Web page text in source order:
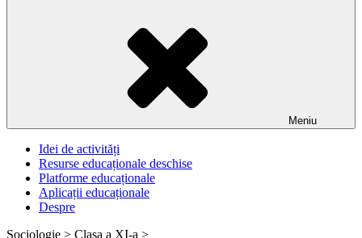
Meniu
Idei de activități
Resurse educaționale deschise
Platforme educaționale
Aplicații educaționale
Despre
Sociologie > Clasa a XI-a >